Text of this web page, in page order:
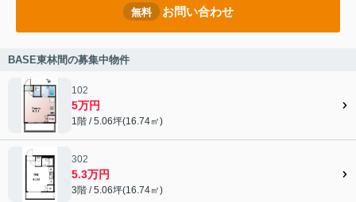
無料 お問い合わせ
BASE東林間の募集中物件
102
5万円
1階 / 5.06坪(16.74㎡)
302
5.3万円
3階 / 5.06坪(16.74㎡)